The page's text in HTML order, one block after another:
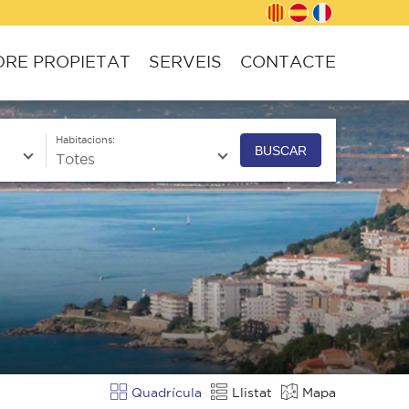
PROPIETAT SERVEIS CONTACTE
Habitacions:
BUSCAR
Quadrícula Llistat Mapa